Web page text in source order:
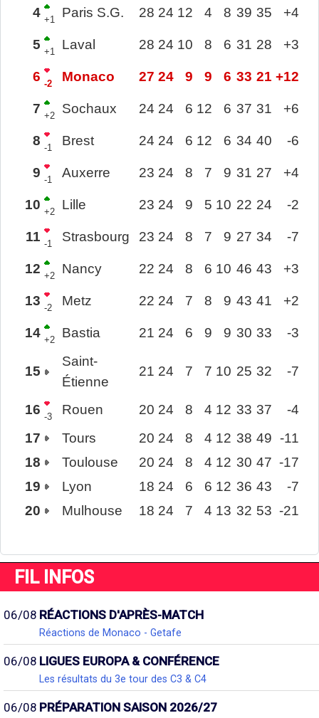
4 +1 Paris S.G. 28 24 12 4 8 39 35 +4
5 +1 Laval 28 24 10 8 6 31 28 +3
6 -2 Monaco 27 24 9 9 6 33 21 +12
7 +2 Sochaux 24 24 6 12 6 37 31 +6
8 -1 Brest 24 24 6 12 6 34 40 -6
9 -1 Auxerre 23 24 8 7 9 31 27 +4
10 +2 Lille 23 24 9 5 10 22 24 -2
11 -1 Strasbourg 23 24 8 7 9 27 34 -7
12 +2 Nancy 22 24 8 6 10 46 43 +3
13 -2 Metz 22 24 7 8 9 43 41 +2
14 +2 Bastia 21 24 6 9 9 30 33 -3
15
Saint-
Étienne
21 24 7 7 10 25 32 -7
16 -3 Rouen 20 24 8 4 12 33 37
-4
17
Tours 20 24 8 4 12 38 49 -11
18
Toulouse 20 24 8 4 12 30 47 -17
19
Lyon 18 24 6 6 12 36 43
-7
20
Mulhouse 18 24 7 4 13 32 53 -21
FIL INFOS
06/08 RÉACTIONS D'APRÈS-MATCH
Réactions de Monaco - Getafe
06/08 LIGUES EUROPA & CONFÉRENCE
Les résultats du 3e tour des C3 & C4
06/08 PRÉPARATION SAISON 2026/27